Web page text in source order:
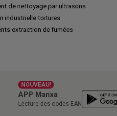
de nettoyage par ultrasons
industrielle toitures
extraction de fumées
NOUVEAU!
APP Manxa
Lecture des codes EAN